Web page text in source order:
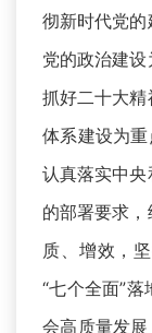
彻新时代党
党的政治建
抓好二十大
体系建设为重
认真落实中
的部署要求
质、增效，
“七个全面”
会高质量发